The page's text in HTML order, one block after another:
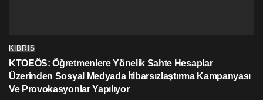
KIBRIS
KTOEÖS: Öğretmenlere Yönelik Sahte Hesaplar
Üzerinden Sosyal Medyada İtibarsızlaştırma Kampanyası
Ve Provokasyonlar Yapılıyor